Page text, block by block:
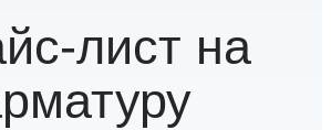
лист на